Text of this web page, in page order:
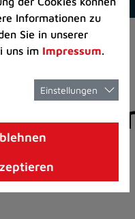
Informationen zu
Sie in unserer
uns im Impressum.
Einstellungen